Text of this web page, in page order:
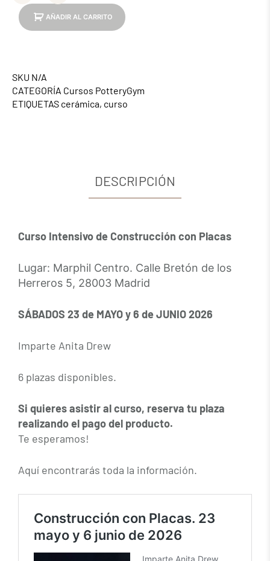
AÑADIR AL CARRITO
SKU N/A
CATEGORÍA Cursos PotteryGym
ETIQUETAS cerámica, curso
DESCRIPCIÓN
Curso Intensivo de Construcción con Placas
Lugar: Marphil Centro. Calle Bretón de los
Herreros 5, 28003 Madrid
SÁBADOS 23 de MAYO y 6 de JUNIO 2026
Imparte Anita Drew
6 plazas disponibles.
Si quieres asistir al curso, reserva tu plaza
realizando el pago del producto.
Te esperamos!
Aquí encontrarás toda la información.